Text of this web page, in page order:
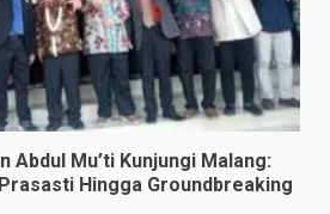
Abdul Mu’ti Kunjungi Malang:
Hingga Groundbreaking